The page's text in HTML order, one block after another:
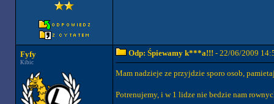
Fyfy
Kibic
Odp: Śpiewamy k***a!!! - 22/06/2009
Mam nadzieje ze przyjdzie sporo osob,
Potrenujemy, i w 1 lidze nie bedzie nam